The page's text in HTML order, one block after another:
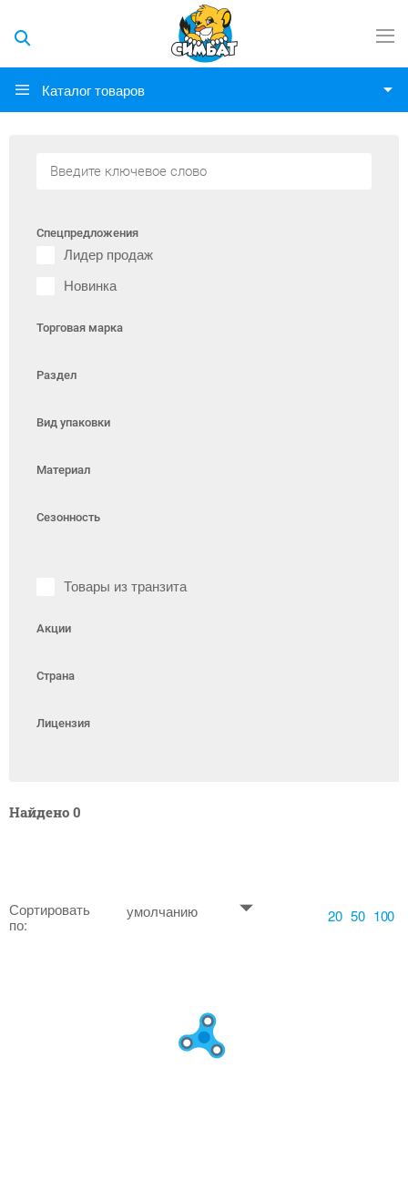
Каталог товаров
Спецпредложения
Лидер продаж
Новинка
Торговая марка
Раздел
Вид упаковки
Материал
Сезонность
Товары из транзита
Акции
Страна
Лицензия
Найдено 0
Сортировать
по:
умолчанию 20 50 100